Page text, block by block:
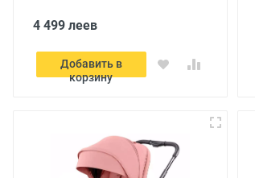
4 499 леев
Добавить в
корзину